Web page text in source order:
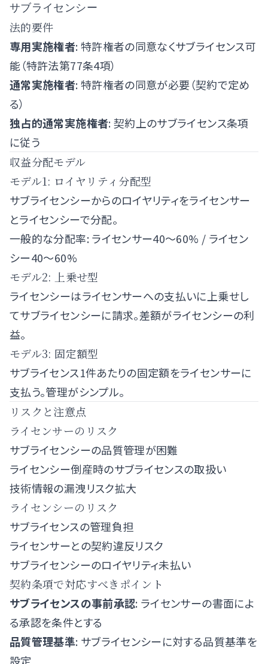
法的要件
専用実施権者: 特許権者の同意なくサブライセンス可
能（特許法第77条4項）
通常実施権者: 特許権者の同意が必要（契約で定め
る）
独占的通常実施権者: 契約上のサブライセンス条項
に従う
収益分配モデル
モデル1: ロイヤリティ分配型
サブライセンシーからのロイヤリティをライセンサー
とライセンシーで分配。
一般的な分配率: ライセンサー40〜60% / ライセン
シー40〜60%
モデル2: 上乗せ型
ライセンシーはライセンサーへの支払いに上乗せし
てサブライセンシーに請求。差額がライセンシーの利
益。
モデル3: 固定額型
サブライセンス1件あたりの固定額をライセンサーに
支払う。管理がシンプル。
リスクと注意点
ライセンサーのリスク
サブライセンシーの品質管理が困難
ライセンシー倒産時のサブライセンスの取扱い
技術情報の漏洩リスク拡大
ライセンシーのリスク
サブライセンスの管理負担
ライセンサーとの契約違反リスク
サブライセンシーのロイヤリティ未払い
契約条項で対応すべきポイント
サブライセンスの事前承認: ライセンサーの書面によ
る承認を条件とする
品質管理基準: サブライセンシーに対する品質基準を
設定